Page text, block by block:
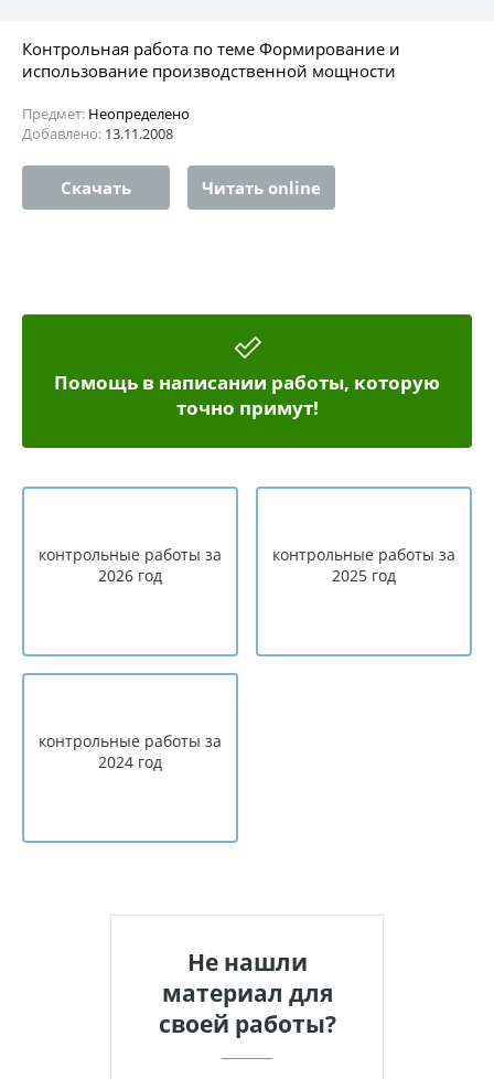
Контрольная работа по теме Формирование и
использование производственной мощности
Предмет: Неопределено
Добавлено: 13.11.2008
Скачать Читать online
Помощь в написании работы, которую
точно примут!
контрольные работы за
2026 год
контрольные работы за
2025 год
контрольные работы за
2024 год
Не нашли
материал для
своей работы?